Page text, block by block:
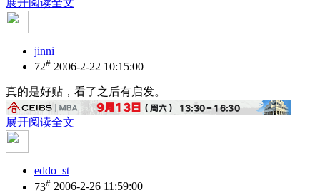
展开阅读全文
jinni
72# 2006-2-22 10:15:00
真的是好贴，看了之后有启发。
展开阅读全文
eddo_st
73# 2006-2-26 11:59:00